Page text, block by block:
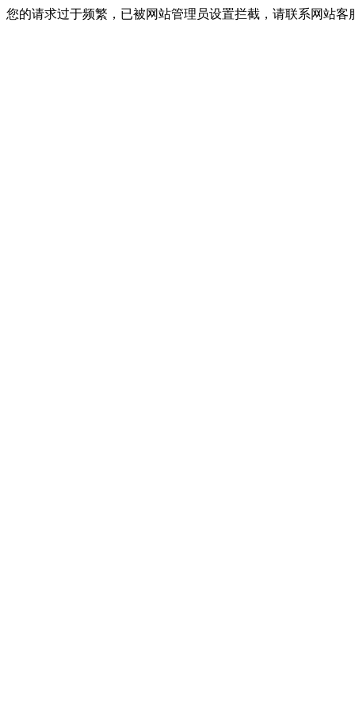
您的请求过于频繁，已被网站管理员设置拦截，请联系网站客